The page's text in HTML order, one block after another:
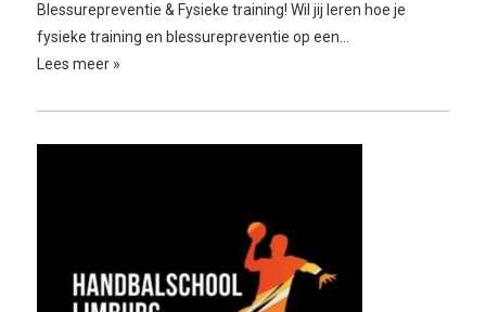
Blessurepreventie & Fysieke training! Wil jij leren hoe je
fysieke training en blessurepreventie op een…
Lees meer »